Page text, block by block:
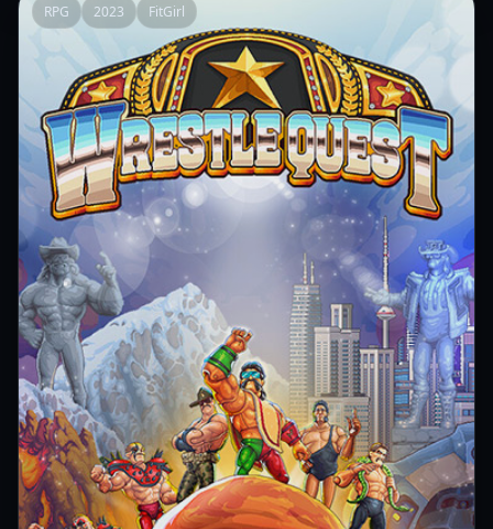
RPG 2023 FitGirl